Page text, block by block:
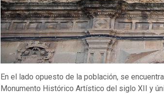
En el lado opuesto de la población, se
Monumento Histórico Artístico del siglo XII y